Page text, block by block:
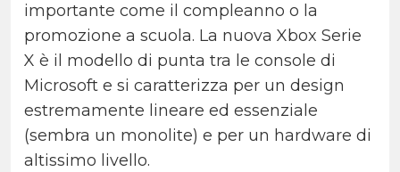
importante come il compleanno o la
promozione a scuola. La nuova Xbox Serie
X è il modello di punta tra le console di
Microsoft e si caratterizza per un design
estremamente lineare ed essenziale
(sembra un monolite) e per un hardware di
altissimo livello.